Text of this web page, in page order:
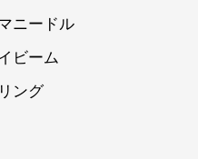
ニードル
ビーム
ング